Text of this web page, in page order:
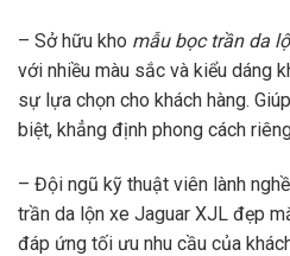
– Sở hữu kho mẫu bọc trần da
với nhiều màu sắc và kiểu dáng
sự lựa chọn cho khách hàng.
biệt, khẳng định phong cách
– Đội ngũ kỹ thuật viên lành
trần da lộn xe Jaguar XJL đẹp
đáp ứng tối ưu nhu cầu của